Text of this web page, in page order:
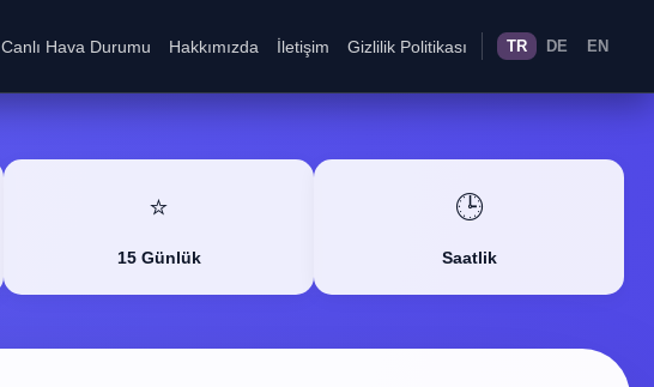
Canlı Hava Durumu Hakkımızda İletişim Gizlilik Politikası TR DE EN
⭐
15 Günlük
🕒
Saatlik